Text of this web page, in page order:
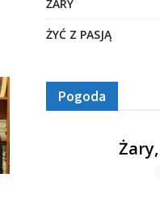
ŻARY
ŻYĆ Z PASJĄ
Pogoda